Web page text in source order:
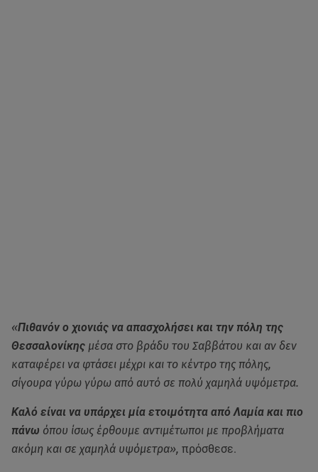
«Πιθανόν ο χιονιάς να απασχολήσει και την πόλη της
Θεσσαλονίκης μέσα στο βράδυ του Σαββάτου και αν δεν
καταφέρει να φτάσει μέχρι και το κέντρο της πόλης,
σίγουρα γύρω γύρω από αυτό σε πολύ χαμηλά υψόμετρα.
Καλό είναι να υπάρχει μία ετοιμότητα από Λαμία και πιο
πάνω όπου ίσως έρθουμε αντιμέτωποι με προβλήματα
ακόμη και σε χαμηλά υψόμετρα», πρόσθεσε.